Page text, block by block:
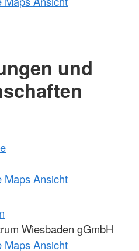
und
Maps Ansicht
Wiesbaden gGmbH
Maps Ansicht